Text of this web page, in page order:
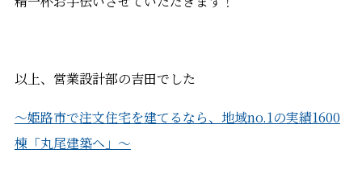
以上、営業設計部の吉田でした
～姫路市で注文住宅を建てるなら、地域no.1の実績1600
棟「丸尾建築へ」～